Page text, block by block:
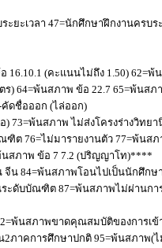
ะยะเวลา 47=นักศึกษาฝึกงานครบ
(คะแนนไม่ถึง 1.50) 62=
) 64=พ้นสภาพ ข้อ 22.7 65=พ้นส
ดชื่อออก (ไล่ออก)
) 73=พ้นสภาพ ไม่ส่งโครงร่างวิท
ฑิต 76=ไม่มารายงานตัว 77=พ้น
สภาพ ข้อ 7 7.2 (ปริญญาโท)****
จีน 84=พ้นสภาพโอนไปเป็นนักศึก
ะดับบัณฑิต 87=พ้นสภาพไม่ผ่านกา
พ้นสภาพขาดคุณสมบัติของการเ
2ภาคการศึกษาปกติ 95=พ้นสภาพ(